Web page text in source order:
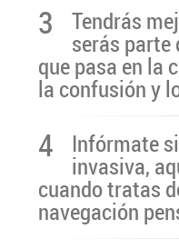
3 Tendrás
serás parte
que pasa en la
la confusión y
4 Infórmate
invasiva,
cuando tratas
navegación